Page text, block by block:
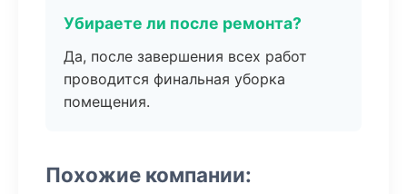
Убираете ли после ремонта?
Да, после завершения всех работ
проводится финальная уборка
помещения.
Похожие компании: